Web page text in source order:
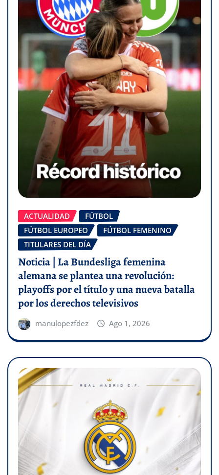
ACTUALIDAD
FÚTBOL
FÚTBOL EUROPEO
FÚTBOL FEMENINO
TITULARES DEL DÍA
Noticia | La Bundesliga femenina
alemana se plantea una revolución:
playoffs por el título y una nueva batalla
por los derechos televisivos
manulopezfdez Ago 1, 2026